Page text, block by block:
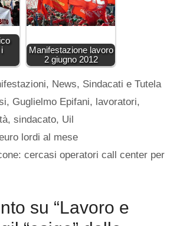
Manifestazione lavoro
2 giugno 2012
, News, Sindacati e Tutela
, Guglielmo Epifani, lavoratori,
, sindacato, Uil
lordi al mese
cercasi operatori call center per
su “Lavoro e